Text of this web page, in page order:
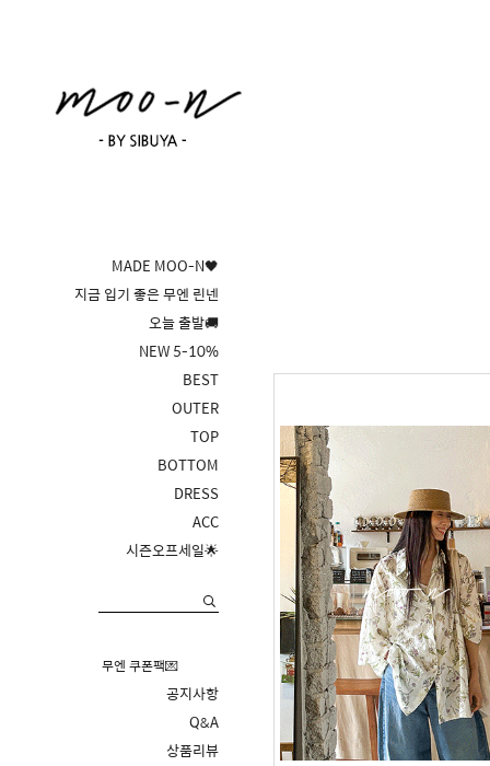
MADE MOO-N🖤
지금 입기 좋은 무엔 린넨
오늘 출발🚚
NEW 5-10%
BEST
OUTER
TOP
BOTTOM
DRESS
ACC
시즌오프세일🌟
무엔 쿠폰팩💌
공지사항
Q&A
상품리뷰